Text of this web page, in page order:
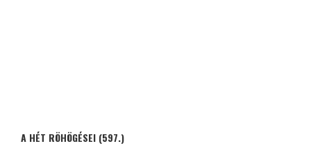
A HÉT RÖHÖGÉSEI (597.)